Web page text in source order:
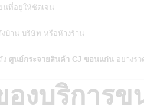
นที่อยู่ให้ชัดเจน
บ้าน บริษัท หรือห้างร้าน
ง ศูนย์กระจายสินค้า CJ ขอนแก่น อย่างรว
องบริการข